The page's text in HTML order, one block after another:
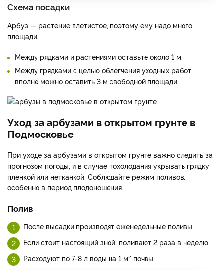
Схема посадки
Арбуз — растение плетистое, поэтому ему надо много
площади.
Между рядками и растениями оставьте около 1 м.
Между грядками с целью облегчения уходных работ
вполне можно оставить 3 м свободной площади.
Уход за арбузами в открытом грунте в
Подмосковье
При уходе за арбузами в открытом грунте важно следить за
прогнозом погоды, и в случае похолодания укрывать грядку
пленкой или нетканкой. Соблюдайте режим поливов,
особенно в период плодоношения.
Полив
После высадки производят еженедельные поливы.
Если стоит настоящий зной, поливают 2 раза в неделю.
Расходуют по 7-8 л воды на 1 м² почвы.